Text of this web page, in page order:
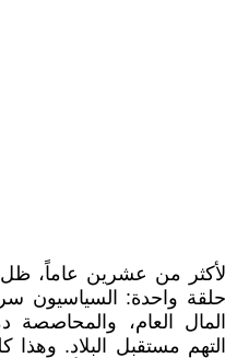
لأكثر من عشرين عاماً،
حلقة واحدة: السياسيون
المال العام،
التهم مستقبل البلاد. وهذا